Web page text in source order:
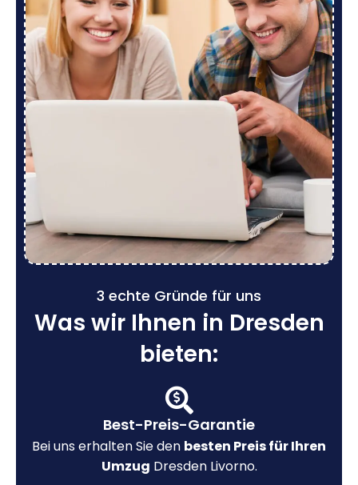
3 echte Gründe für uns
Was wir Ihnen in Dresden
bieten:
Best-Preis-Garantie
Bei uns erhalten Sie den besten Preis für Ihren
Umzug Dresden Livorno.